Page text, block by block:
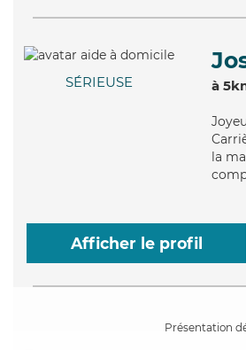
SÉRIEUSE à
la
Afficher le profil
Présentation